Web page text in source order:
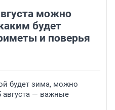
можно
будет
и поверья
будет зима, можно
августа — важные